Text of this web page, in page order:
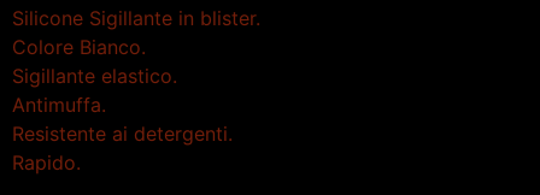
Silicone Sigillante in blister.
Colore Bianco.
Sigillante elastico.
Antimuffa.
Resistente ai detergenti.
Rapido.